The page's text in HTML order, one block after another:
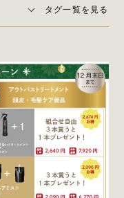
タグ一覧を見る